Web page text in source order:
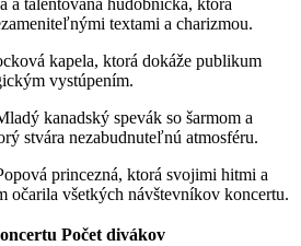
a talentovaná hudobníčka, ktorá
textami a charizmou.
kapela, ktorá dokáže publikum
vystúpením.
kanadský spevák so šarmom a
stvára nezabudnuteľnú atmosféru.
princezná, ktorá svojimi hitmi a
očarila všetkých návštevníkov koncertu.
Počet divákov